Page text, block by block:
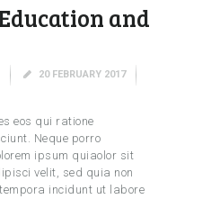
and
20 FEBRUARY 2017
eos qui ratione
Neque porro
ipsum quiaolor sit
velit, sed quia non
incidunt ut labore